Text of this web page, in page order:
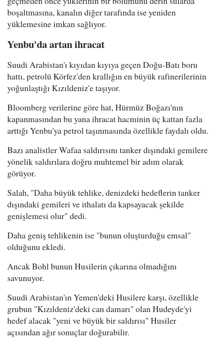
boşaltmasına, kanalın diğer tarafında ise yeniden
yüklemesine imkan sağlıyor.
Yenbu'da artan ihracat
Suudi Arabistan'ı kıyıdan kıyıya geçen Doğu-Batı boru
hattı, petrolü Körfez'den krallığın en büyük rafinerilerinin
yoğunlaştığı Kızıldeniz'e taşıyor.
Bloomberg verilerine göre hat, Hürmüz Boğazı'nın
kapanmasından bu yana ihracat hacminin üç kattan fazla
arttığı Yenbu'ya petrol taşınmasında özellikle faydalı oldu.
Bazı analistler Wafaa saldırısını tanker dışındaki gemilere
yönelik saldırılara doğru muhtemel bir adım olarak
görüyor.
Salah, "Daha büyük tehlike, denizdeki hedeflerin tanker
dışındaki gemileri ve ithalatı da kapsayacak şekilde
genişlemesi olur" dedi.
Daha geniş tehlikenin ise "bunun oluşturduğu emsal"
olduğunu ekledi.
Ancak Bohl bunun Husilerin çıkarına olmadığını
savunuyor.
Suudi Arabistan'ın Yemen'deki Husilere karşı, özellikle
grubun "Kızıldeniz'deki can damarı" olan Hudeyde'yi
hedef alacak "yeni ve büyük bir saldırısı" Husiler
açısından ağır sonuçlar doğurabilir.